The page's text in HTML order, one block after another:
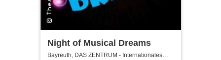
Night of Musical Dreams
Bayreuth, DAS ZENTRUM - Internationales